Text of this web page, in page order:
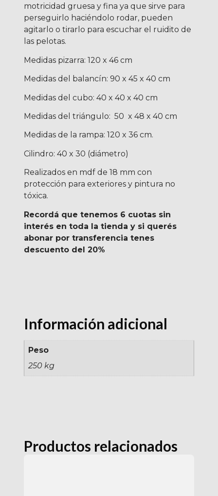
motricidad gruesa y fina ya que sirve para
perseguirlo haciéndolo rodar, pueden
agitarlo o tirarlo para escuchar el ruidito de
las pelotas.
Medidas pizarra: 120 x 46 cm
Medidas del balancín: 90 x 45 x 40 cm
Medidas del cubo: 40 x 40 x 40 cm
Medidas del triángulo: 50 x 48 x 40 cm
Medidas de la rampa: 120 x 36 cm.
Cilindro: 40 x 30 (diámetro)
Realizados en mdf de 18 mm con
protección para exteriores y pintura no
tóxica.
Recordá que tenemos 6 cuotas sin
interés en toda la tienda y si querés
abonar por transferencia tenes
descuento del 20%
Información adicional
Peso
250 kg
Productos relacionados